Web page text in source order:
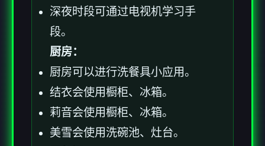
深夜时段可通过电视机学习手
段。
厨房：
厨房可以进行洗餐具小应用。
结衣会使用橱柜、冰箱。
莉音会使用橱柜、冰箱。
美雪会使用洗碗池、灶台。